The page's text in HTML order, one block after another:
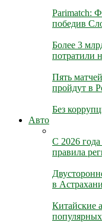
Parimatch:
победив
Более 3
потратили
Пять
пройдут в
Без
Авто
С 2026 года
правила
в Астрахани
Китайские